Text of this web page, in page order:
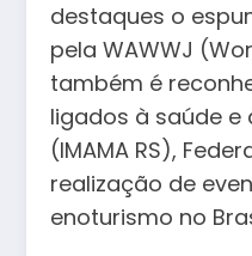
destaques o
pela WAWWJ
também é
ligados à saúde e
(IMAMA RS),
realização de
enoturismo no